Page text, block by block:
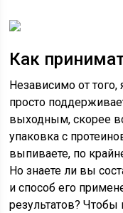
Как
Независимо от
просто
выходным, скорее
упаковка с
выпиваете, по
Но знаете ли вы
и способ его
результатов?